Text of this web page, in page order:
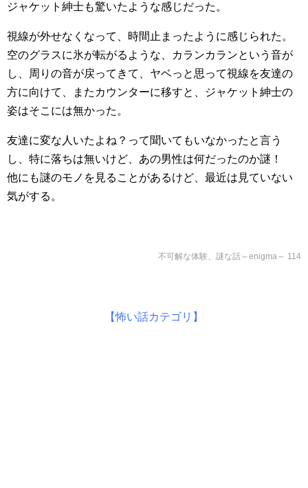
ジャケット紳士も驚いたような感じだった。
視線が外せなくなって、時間止まったように感じられた。
空のグラスに氷が転がるような、カランカランという音が
し、周りの音が戻ってきて、ヤベっと思って視線を友達の
方に向けて、またカウンターに移すと、ジャケット紳士の
姿はそこには無かった。
友達に変な人いたよね？って聞いてもいなかったと言う
し、特に落ちは無いけど、あの男性は何だったのか謎！
他にも謎のモノを見ることがあるけど、最近は見ていない
気がする。
不可解な体験、謎な話～enigma～ 114
【怖い話カテゴリ】